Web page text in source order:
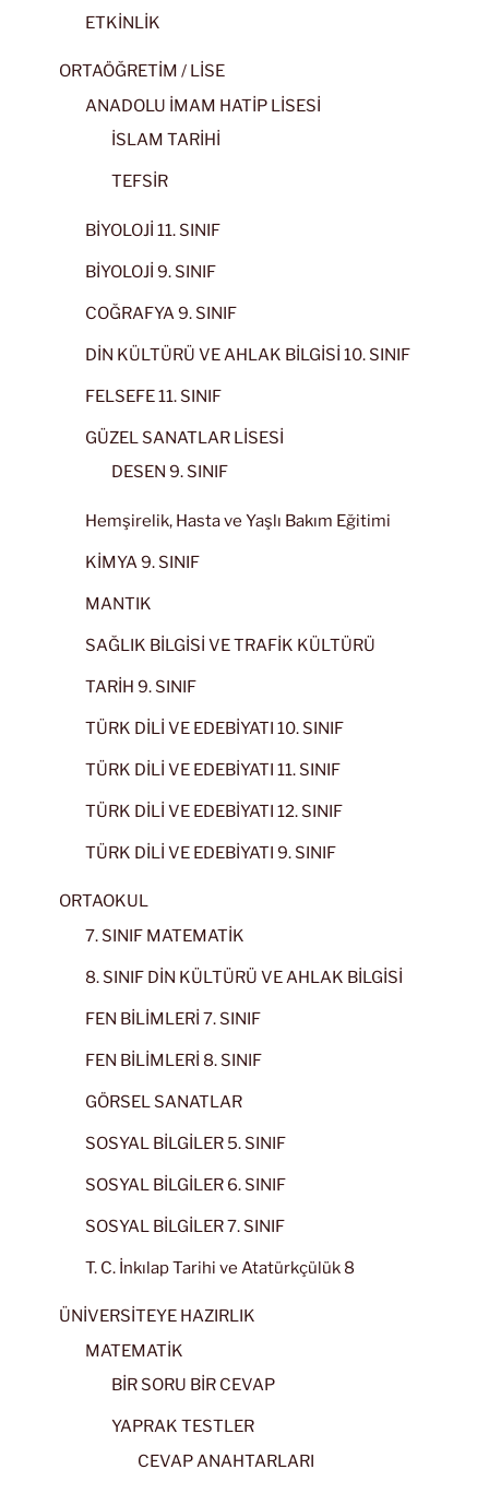
ETKİNLİK
ORTAÖĞRETİM / LİSE
ANADOLU İMAM HATİP LİSESİ
İSLAM TARİHİ
TEFSİR
BİYOLOJİ 11. SINIF
BİYOLOJİ 9. SINIF
COĞRAFYA 9. SINIF
DİN KÜLTÜRÜ VE AHLAK BİLGİSİ 10. SINIF
FELSEFE 11. SINIF
GÜZEL SANATLAR LİSESİ
DESEN 9. SINIF
Hemşirelik, Hasta ve Yaşlı Bakım Eğitimi
KİMYA 9. SINIF
MANTIK
SAĞLIK BİLGİSİ VE TRAFİK KÜLTÜRÜ
TARİH 9. SINIF
TÜRK DİLİ VE EDEBİYATI 10. SINIF
TÜRK DİLİ VE EDEBİYATI 11. SINIF
TÜRK DİLİ VE EDEBİYATI 12. SINIF
TÜRK DİLİ VE EDEBİYATI 9. SINIF
ORTAOKUL
7. SINIF MATEMATİK
8. SINIF DİN KÜLTÜRÜ VE AHLAK BİLGİSİ
FEN BİLİMLERİ 7. SINIF
FEN BİLİMLERİ 8. SINIF
GÖRSEL SANATLAR
SOSYAL BİLGİLER 5. SINIF
SOSYAL BİLGİLER 6. SINIF
SOSYAL BİLGİLER 7. SINIF
T. C. İnkılap Tarihi ve Atatürkçülük 8
ÜNİVERSİTEYE HAZIRLIK
MATEMATİK
BİR SORU BİR CEVAP
YAPRAK TESTLER
CEVAP ANAHTARLARI